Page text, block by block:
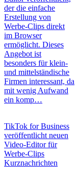
der die einfache
Erstellung von
Werbe-Clips direkt
im Browser
ermöglicht. Dieses
Angebot ist
besonders für klein-
und mittelständische
Firmen interessant, da
mit wenig Aufwand
ein komp…
TikTok for Business
veröffentlicht neuen
Video-Editor für
Werbe-Clips
Kurznachrichten